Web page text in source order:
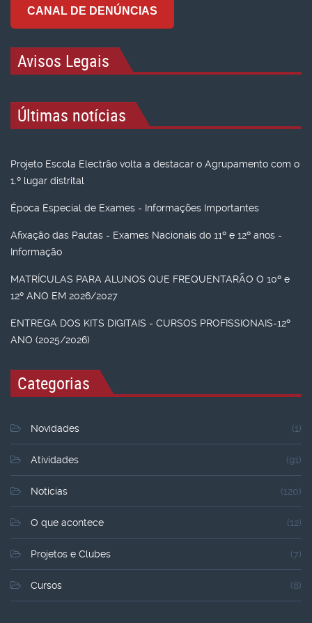
CANAL DE DENÚNCIAS
Avisos Legais
Últimas notícias
Projeto Escola Electrão volta a destacar o Agrupamento com o
1.º lugar distrital
Época Especial de Exames - Informações Importantes
Afixação das Pautas - Exames Nacionais do 11º e 12º anos -
Informação
MATRÍCULAS PARA ALUNOS QUE FREQUENTARÃO O 10º e
12º ANO EM 2026/2027
ENTREGA DOS KITS DIGITAIS - CURSOS PROFISSIONAIS-12º
ANO (2025/2026)
Categorias
Novidades (1)
Atividades (91)
Noticias (120)
O que acontece (12)
Projetos e Clubes (7)
Cursos (8)